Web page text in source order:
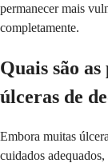
permanecer mais
completamente.
Quais são
úlceras de
Embora muitas
cuidados